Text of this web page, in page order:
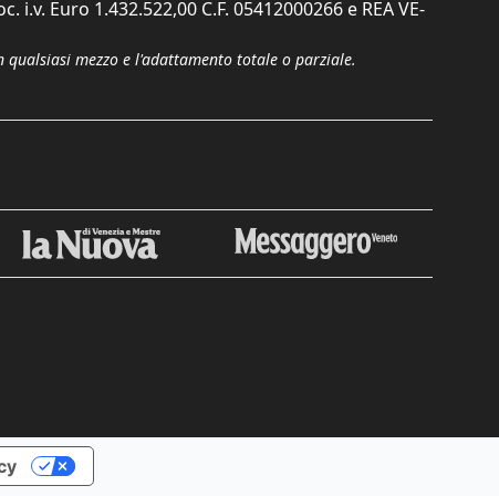
Euro 1.432.522,00 C.F. 05412000266 e REA VE-
mezzo e l'adattamento totale o parziale.